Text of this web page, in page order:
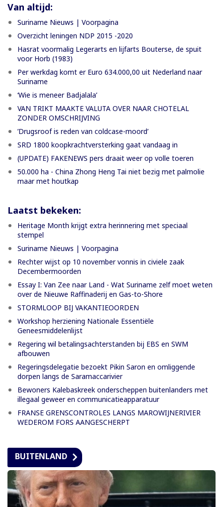
Van altijd:
Suriname Nieuws | Voorpagina
Overzicht leningen NDP 2015 -2020
Hasrat voormalig Legerarts en lijfarts Bouterse, de spuit
voor Horb (1983)
Per werkdag komt er Euro 634.000,00 uit Nederland naar
Suriname
‘Wie is meneer Badjalala’
VAN TRIKT MAAKTE VALUTA OVER NAAR CHOTELAL
ZONDER OMSCHRIJVING
’Drugsroof is reden van coldcase-moord’
SRD 1800 koopkrachtversterking gaat vandaag in
(UPDATE) FAKENEWS pers draait weer op volle toeren
50.000 ha - China Zhong Heng Tai niet bezig met palmolie
maar met houtkap
Laatst bekeken:
Heritage Month krijgt extra herinnering met speciaal
stempel
Suriname Nieuws | Voorpagina
Rechter wijst op 10 november vonnis in civiele zaak
Decembermoorden
Essay I: Van Zee naar Land - Wat Suriname zelf moet weten
over de Nieuwe Raffinaderij en Gas-to-Shore
STORMLOOP BIJ VAKANTIEOORDEN
Workshop herziening Nationale Essentiële
Geneesmiddelenlijst
Regering wil betalingsachterstanden bij EBS en SWM
afbouwen
Regeringsdelegatie bezoekt Pikin Saron en omliggende
dorpen langs de Saramaccarivier
Bewoners Kalebaskreek onderscheppen buitenlanders met
illegaal geweer en communicatieapparatuur
FRANSE GRENSCONTROLES LANGS MAROWIJNERIVIER
WEDEROM FORS AANGESCHERPT
BUITENLAND